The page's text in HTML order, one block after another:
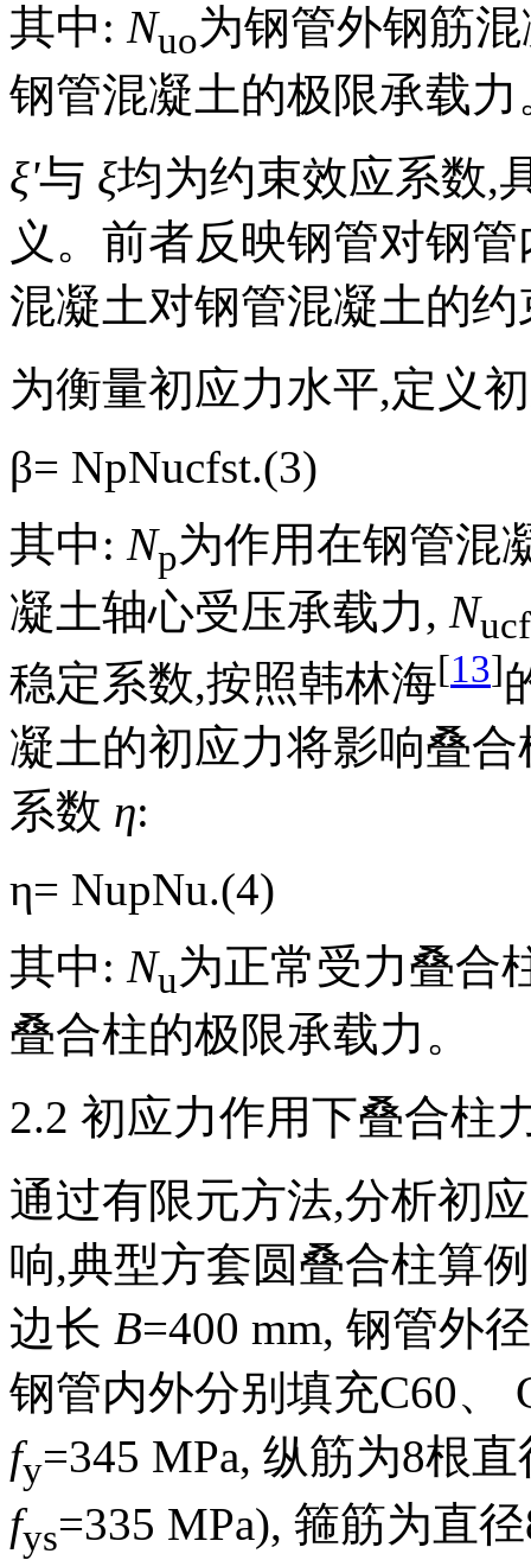
其中: Nuo为钢管外钢筋
钢管混凝土的极限承载力
ξ'与 ξ均为约束效应系数,
义。前者反映钢管对钢
混凝土对钢管混凝土的约
为衡量初应力水平,定义
β= NpNucfst.(3)
其中: Np为作用在钢管混
凝土轴心受压承载力, N
稳定系数,按照韩林海[13]
凝土的初应力将影响叠
系数 η:
η= NupNu.(4)
其中: Nu为正常受力叠合
叠合柱的极限承载力。
2.2 初应力作用下叠合柱
通过有限元方法,分析初
响,典型方套圆叠合柱算
边长 B=400 mm, 钢管外径
钢管内外分别填充C60、
fy=345 MPa, 纵筋为8根
fys=335 MPa), 箍筋为直